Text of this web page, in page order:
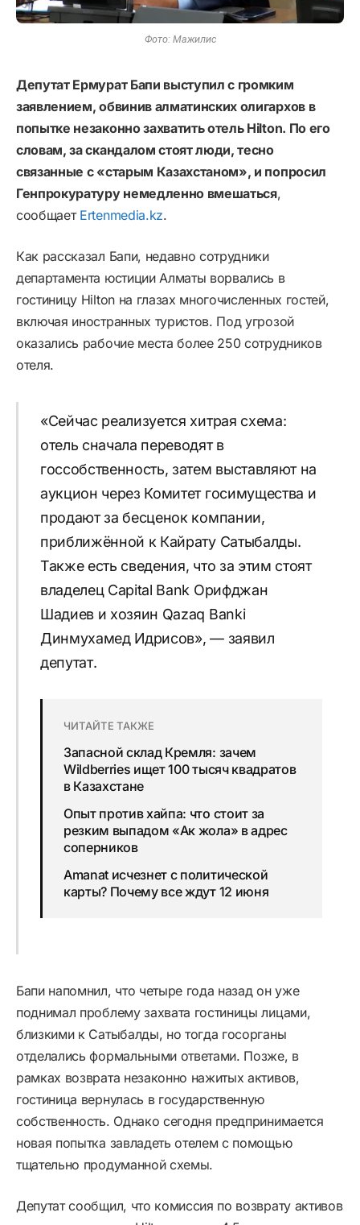
Фото: Мажилис
Депутат Ермурат Бапи выступил с громким
заявлением, обвинив алматинских олигархов в
попытке незаконно захватить отель Hilton. По его
словам, за скандалом стоят люди, тесно
связанные с «старым Казахстаном», и попросил
Генпрокуратуру немедленно вмешаться,
сообщает Ertenmedia.kz.
Как рассказал Бапи, недавно сотрудники
департамента юстиции Алматы ворвались в
гостиницу Hilton на глазах многочисленных гостей,
включая иностранных туристов. Под угрозой
оказались рабочие места более 250 сотрудников
отеля.
«Сейчас реализуется хитрая схема:
отель сначала переводят в
госсобственность, затем выставляют на
аукцион через Комитет госимущества и
продают за бесценок компании,
приближённой к Кайрату Сатыбалды.
Также есть сведения, что за этим стоят
владелец Capital Bank Орифджан
Шадиев и хозяин Qazaq Banki
Динмухамед Идрисов», — заявил
депутат.
ЧИТАЙТЕ ТАКЖЕ
Запасной склад Кремля: зачем
Wildberries ищет 100 тысяч квадратов
в Казахстане
Опыт против хайпа: что стоит за
резким выпадом «Ак жола» в адрес
соперников
Amanat исчезнет с политической
карты? Почему все ждут 12 июня
Бапи напомнил, что четыре года назад он уже
поднимал проблему захвата гостиницы лицами,
близкими к Сатыбалды, но тогда госорганы
отделались формальными ответами. Позже, в
рамках возврата незаконно нажитых активов,
гостиница вернулась в государственную
собственность. Однако сегодня предпринимается
новая попытка завладеть отелем с помощью
тщательно продуманной схемы.
Депутат сообщил, что комиссия по возврату активов